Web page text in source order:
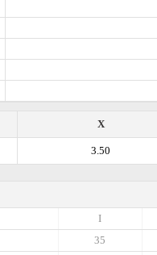
X
3.50
I
35